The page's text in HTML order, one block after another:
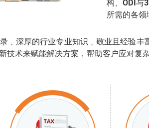
构、ODI与
所需的各领
﹑深厚的行业专业知识﹑敬业且经验
技术来赋能解决方案，帮助客户应对复